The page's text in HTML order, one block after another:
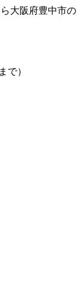
大阪府豊中市の
で）